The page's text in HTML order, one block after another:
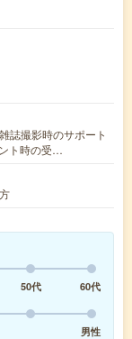
誌撮影時のサポート
ト時の受…
50代
60代
男性